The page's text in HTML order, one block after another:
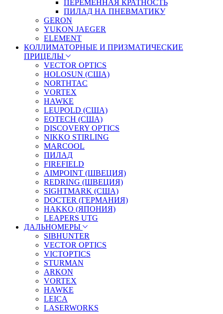
ПЕРЕМЕННАЯ КРАТНОСТЬ
ПИЛАД НА ПНЕВМАТИКУ
GERON
YUKON JAEGER
ELEMENT
КОЛЛИМАТОРНЫЕ И ПРИЗМАТИЧЕСКИЕ
ПРИЦЕЛЫ
VECTOR OPTICS
HOLOSUN (США)
NORTHTAC
VORTEX
HAWKE
LEUPOLD (США)
EOTECH (США)
DISCOVERY OPTICS
NIKKO STIRLING
MARCOOL
ПИЛАД
FIREFIELD
AIMPOINT (ШВЕЦИЯ)
REDRING (ШВЕЦИЯ)
SIGHTMARK (США)
DOCTER (ГЕРМАНИЯ)
HAKKO (ЯПОНИЯ)
LEAPERS UTG
ДАЛЬНОМЕРЫ
SIBHUNTER
VECTOR OPTICS
VICTOPTICS
STURMAN
ARKON
VORTEX
HAWKE
LEICA
LASERWORKS